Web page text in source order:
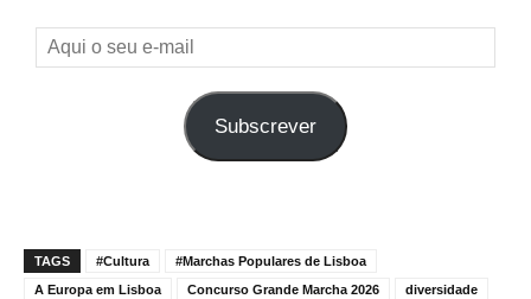
Aqui
o
Subscrever
TAGS #Cultura
#Marchas Populares de Lisboa
A Europa em Lisboa
Concurso Grande Marcha 2026
diversidade